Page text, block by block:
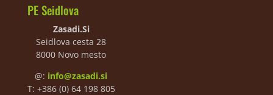
PE Seidlova
Zasadi.Si
Seidlova cesta 28
8000 Novo mesto
@: info@zasadi.si
T: +386 (0) 64 198 805